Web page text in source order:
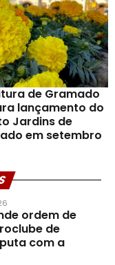
de Gramado
lançamento do
Jardins de
em setembro
ordem de
de
com a